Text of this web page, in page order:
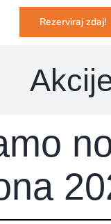
Rezerviraj zdaj!